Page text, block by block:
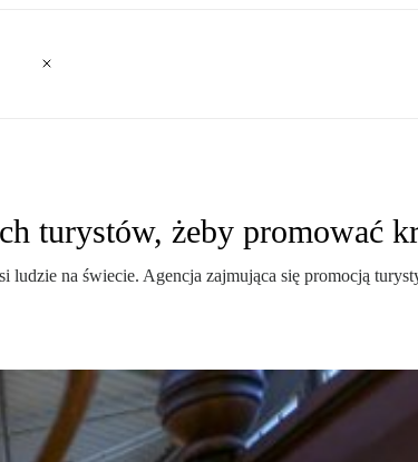
turystów, żeby promować
na świecie. Agencja zajmująca się promocją